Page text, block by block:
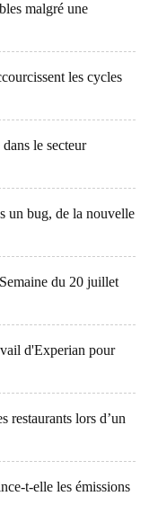
malgré une
les cycles
le secteur
un bug, de la nouvelle
du 20 juillet
d'Experian pour
restaurants lors d’un
t-elle les émissions